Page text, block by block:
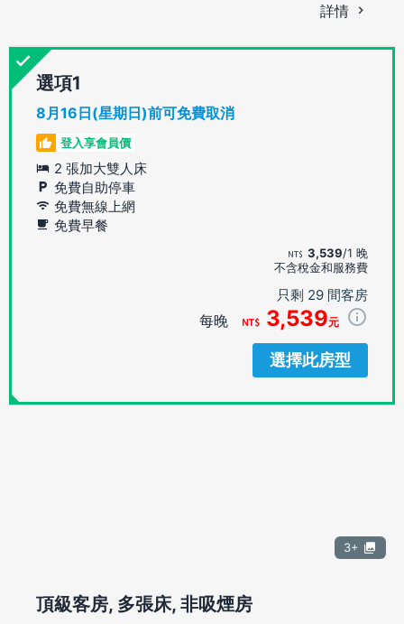
詳情
選項
8月16日(星期日)前可免費取消
登入享會員價
2 張加大雙人床
免費自助停車
免費無線上網
免費早餐
3,539/1 晚
不含稅金和服務費
只剩 29 間客房
每晚 3,539元
選擇此房型
3+
頂級客房, 多張床, 非吸煙房